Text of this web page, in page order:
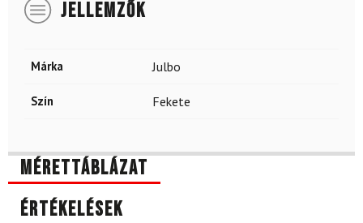
JELLEMZŐK
Márka Julbo
Szín Fekete
Mérettáblázat
Értékelések